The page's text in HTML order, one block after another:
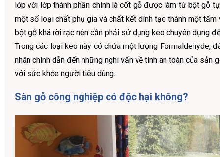
lớp với lớp thành phần chính là cốt gỗ được làm từ bột gỗ
một số loại chất phụ gia và chất kết dính tạo thành một tấm
bột gỗ khá rời rạc nên cần phải sử dụng keo chuyên dụng
Trong các loại keo này có chứa một lượng Formaldehyde,
nhân chính dẫn đến những nghi vấn về tính an toàn của sản
với sức khỏe người tiêu dùng.
Sàn gỗ công nghiệp có độc hại không?